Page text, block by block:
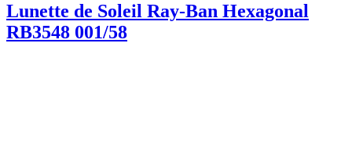
Lunette de Soleil Ray-Ban Hexagonal
RB3548 001/58